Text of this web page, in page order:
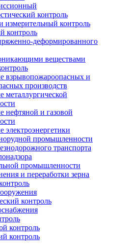
контроль
измерительный контроль
контроль
деформированного
веществами
взрывопожароопасных и
производств
металлургической
нефтяной и газовой
электроэнергетики
промышленности
транспорта
промышленности
и переработки зерна
контроль
контроль
контроль